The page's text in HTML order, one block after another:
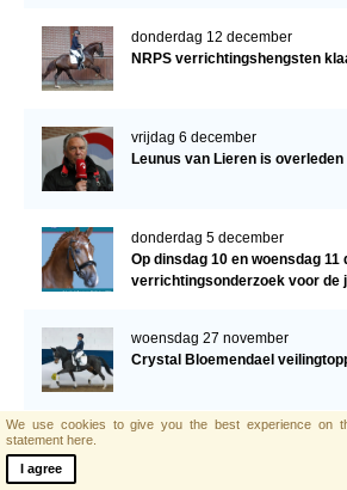
donderdag 12 december
NRPS verrichtingshengsten
vrijdag 6 december
Leunus van Lieren is overleden
donderdag 5 december
Op dinsdag 10 en woensdag
verrichtingsonderzoek voor de
woensdag 27 november
Crystal Bloemendael
We use cookies to give you the best experience on
statement here.
I agree